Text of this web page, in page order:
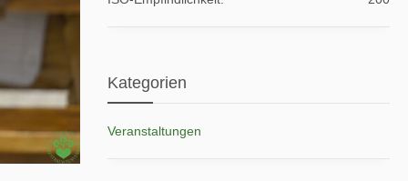
Kategorien
Veranstaltungen